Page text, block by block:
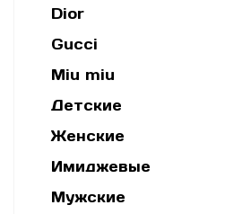
Dior
Gucci
Miu miu
Детские
Женские
Имиджевые
Мужские